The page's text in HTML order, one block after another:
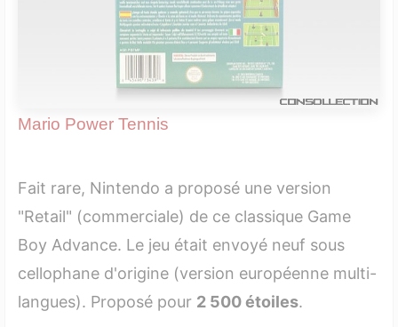
Mario Power Tennis
Fait rare, Nintendo a proposé une version
"Retail" (commerciale) de ce classique Game
Boy Advance. Le jeu était envoyé neuf sous
cellophane d'origine (version européenne multi-
langues). Proposé pour 2 500 étoiles.